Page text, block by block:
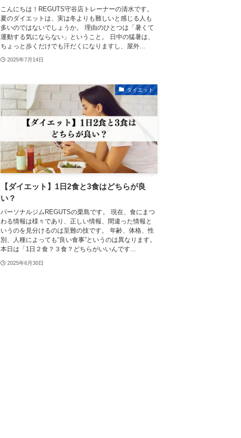
こんにちは！REGUTS守谷店トレーナーの清水です。
夏のダイエットは、実は冬よりも難しいと感じる人も
多いのではないでしょうか。 理由のひとつは「暑くて
運動する気にならない」ということ。 日中の猛暑は、
ちょっと歩くだけでも汗だくになりますし、屋外...
2025年7月14日
ダイエット
【ダイエット】1日2食と3食はどちらが良
い？
パーソナルジムREGUTSの栗島です。 現在、食にまつ
わる情報は様々であり、正しい情報、間違った情報と
いうのを見分けるのは至難の技です。 年齢、体格、性
別、人種によっても“良い食事”というのは異なります。
本日は「1日２食？３食？どちらがいいんです...
2025年6月30日